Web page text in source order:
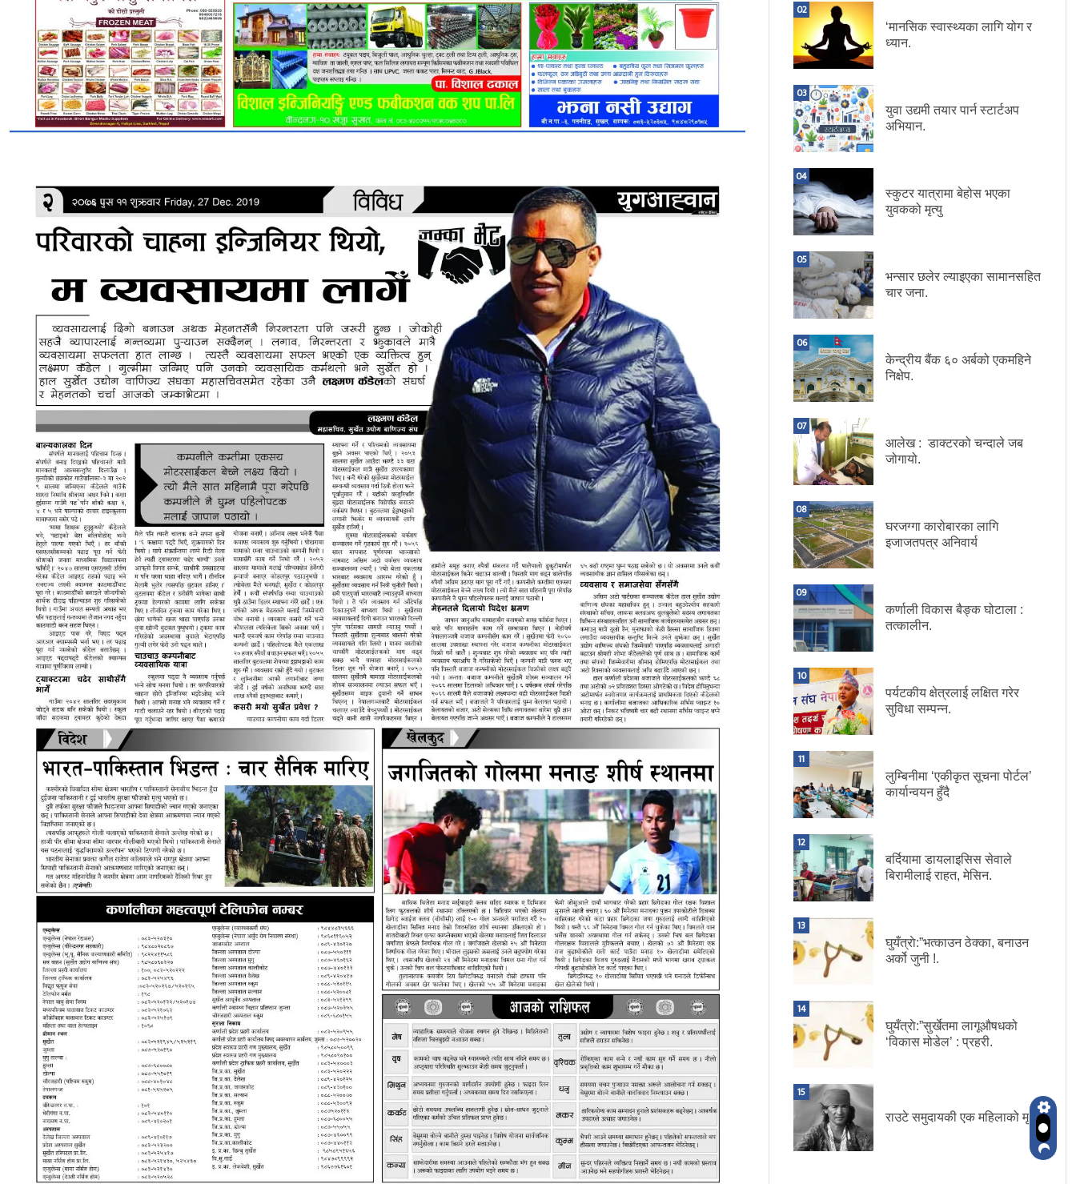
02
‘मानसिक स्वास्थ्यका लागि योग र
ध्यान.
03
युवा उद्यमी तयार पार्न स्टार्टअप
अभियान.
04
स्कुटर यात्रामा बेहोस भएका
युवकको मृत्यु
05
भन्सार छलेर ल्याइएका सामानसहित
चार जना.
06
केन्द्रीय बैंक ६० अर्बको एकमहिने
निक्षेप.
07
आलेख : डाक्टरको चन्दाले जब
जोगायो.
08
घरजग्गा कारोबारका लागि
इजाजतपत्र अनिवार्य
09
कर्णाली विकास बैङ्क घोटाला :
तत्कालीन.
10
पर्यटकीय क्षेत्रलाई लक्षित गरेर
सुविधा सम्पन्न.
11
लुम्बिनीमा ‘एकीकृत सूचना पोर्टल’
कार्यान्वयन हुँदै
12
बर्दियामा डायलाइसिस सेवाले
बिरामीलाई राहत, मेसिन.
13
घुयँत्राे:”भत्काउन ठेक्का, बनाउन
अर्को जुनी !.
14
घुयँत्राे:”सुर्खेतमा लागूऔषधको
‘विकास मोडेल’ : प्रहरी.
15
राउटे समुदायकी एक महिलाको मृत्यु